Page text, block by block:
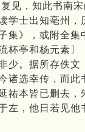
见，知此书南宋
学士出知亳州，
集》，或附全集
杯亭和杨元素〕
少。据所存佚文
诸选幸传，而此
祐本皆已删去，
左，他日若见他